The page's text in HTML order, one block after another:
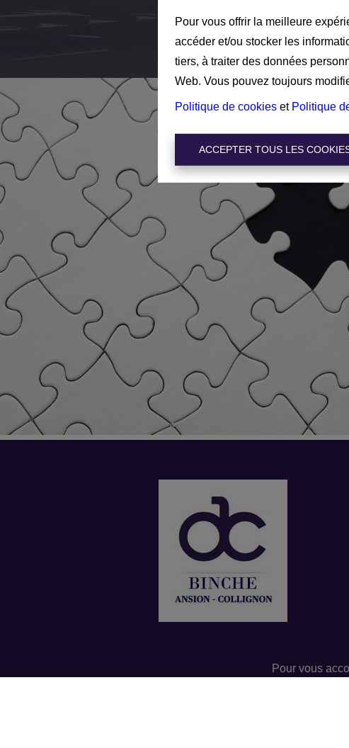
Pour vous offrir la meilleure
accéder et/ou stocker les
tiers, à traiter des données
Web. Vous pouvez toujours
Politique de cookies et Politique
ACCEPTER TOUS LES
Pour vous